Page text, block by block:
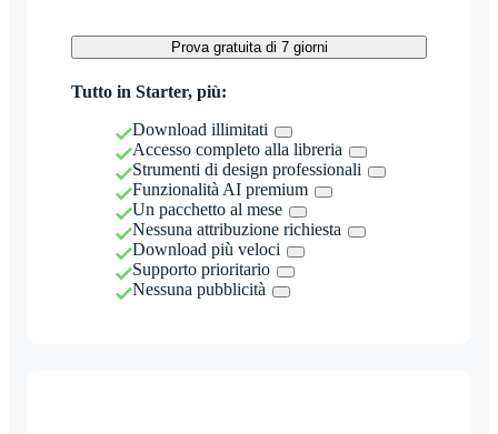
Prova gratuita di 7 giorni
Tutto in Starter, più:
Download illimitati
Accesso completo alla libreria
Strumenti di design professionali
Funzionalità AI premium
Un pacchetto al mese
Nessuna attribuzione richiesta
Download più veloci
Supporto prioritario
Nessuna pubblicità